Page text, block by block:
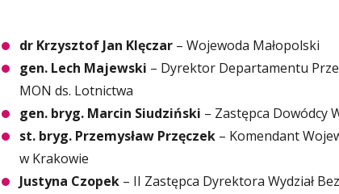
dr Krzysztof Jan Klęczar – Wojewoda Małopolski
gen. Lech Majewski – Dyrektor Departamentu
MON ds. Lotnictwa
gen. bryg. Marcin Siudziński – Zastępca Dowódcy
st. bryg. Przemysław Przęczek – Komendant
w Krakowie
Justyna Czopek – II Zastępca Dyrektora Wydział